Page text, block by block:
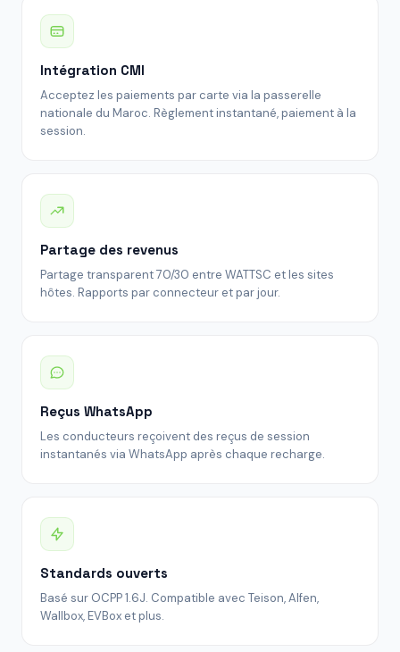
Intégration CMI
Acceptez les paiements par carte via la passerelle
nationale du Maroc. Règlement instantané, paiement à la
session.
Partage des revenus
Partage transparent 70/30 entre WATTSC et les sites
hôtes. Rapports par connecteur et par jour.
Reçus WhatsApp
Les conducteurs reçoivent des reçus de session
instantanés via WhatsApp après chaque recharge.
Standards ouverts
Basé sur OCPP 1.6J. Compatible avec Teison, Alfen,
Wallbox, EVBox et plus.